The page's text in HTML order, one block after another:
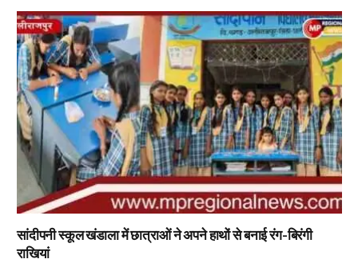
सांदीपनी स्कूल खंडाला में छात्राओं ने अपने हाथों से बनाई रंग-बिरंगी
राखियां